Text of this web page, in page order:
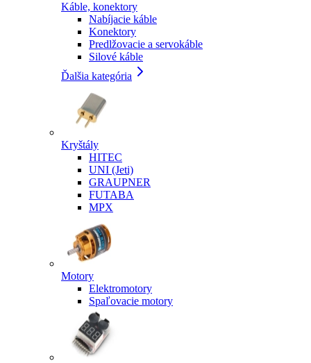
Káble, konektory
Nabíjacie káble
Konektory
Predlžovacie a servokáble
Silové káble
Ďalšia kategória
Kryštály
HITEC
UNI (Jeti)
GRAUPNER
FUTABA
MPX
Motory
Elektromotory
Spaľovacie motory